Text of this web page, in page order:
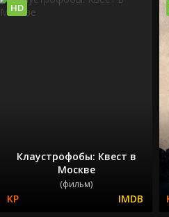
Клаустрофобы: Квест в
Москве
(фильм)
HD